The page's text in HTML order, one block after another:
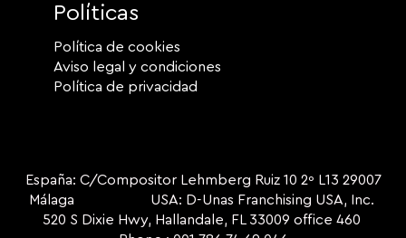
Políticas
Política de cookies
Aviso legal y condiciones
Política de privacidad
España: C/Compositor Lehmberg Ruiz 10 2º L13 29007
Málaga USA: D-Unas Franchising USA, Inc.
520 S Dixie Hwy, Hallandale, FL 33009 office 460